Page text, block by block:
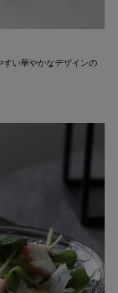
すい華やかなデザインの